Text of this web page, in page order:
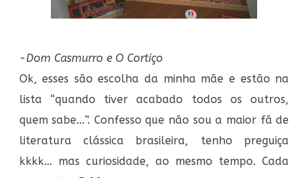
-Dom Casmurro e O Cortiço
Ok, esses são escolha da minha mãe e estão na
lista “quando tiver acabado todos os outros,
quem sabe…”. Confesso que não sou a maior fã de
literatura clássica brasileira, tenho preguiça
kkkk… mas curiosidade, ao mesmo tempo. Cada